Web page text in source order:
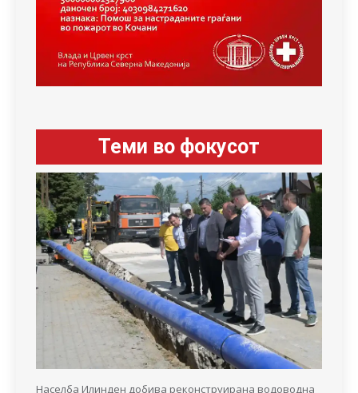
Теми во фокусот
Населба Илинден добива реконструирана водоводна